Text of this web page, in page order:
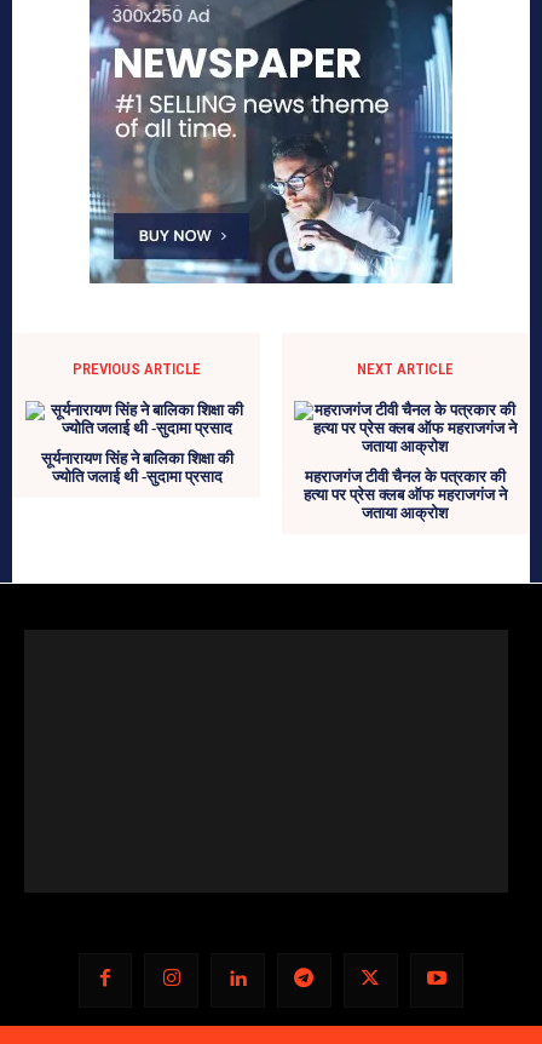
PREVIOUS ARTICLE
सूर्यनारायण सिंह ने बालिका शिक्षा की
ज्योति जलाई थी -सुदामा प्रसाद
NEXT ARTICLE
महराजगंज टीवी चैनल के पत्रकार की
हत्या पर प्रेस क्लब ऑफ महराजगंज ने
जताया आक्रोश